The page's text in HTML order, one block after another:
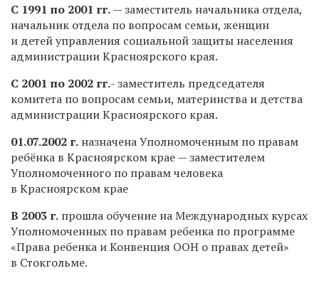
С 1991 по 2001 гг.— заместитель начальника отдела,
начальник отдела по вопросам семьи, женщин
и детей управления социальной защиты населения
администрации Красноярского края.
С 2001 по 2002 гг.- заместитель председателя
комитета по вопросам семьи, материнства и детства
администрации Красноярского края.
01.07.2002 г. назначена Уполномоченным по правам
ребёнка в Красноярском крае — заместителем
Уполномоченного по правам человека
в Красноярском крае
В 2003 г. прошла обучение на Международных курсах
Уполномоченных по правам ребенка по программе
«Права ребенка и Конвенция ООН о правах детей»
в Стокгольме.